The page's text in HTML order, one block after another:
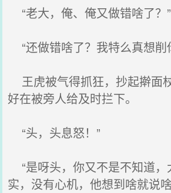
“老大，俺、俺又做错啥了？”
“还做错啥了？我特么真想削
王虎被气得抓狂，抄起擀面
好在被旁人给及时拦下。
“头，头息怒！”
“是呀头，你又不是不知道，
实，没有心机，他想到啥就说